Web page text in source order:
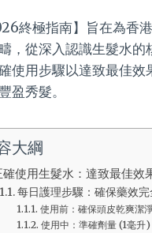
終極指南】旨在為香
，從深入認識生髮水
使用步驟以達致最佳效
盈秀髮。
大綱
確使用生髮水：達致最佳效
每日護理步驟：確保藥效完
使用前：確保頭皮乾爽潔
使用中：準確劑量 (1毫升